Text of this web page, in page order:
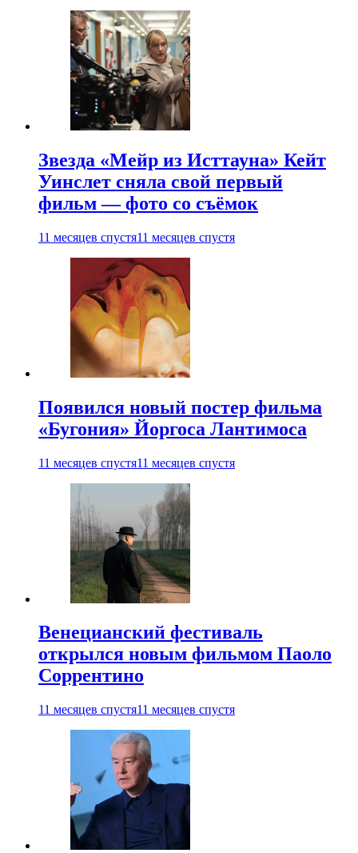
Звезда «Мейр из Исттауна» Кейт
Уинслет сняла свой первый
фильм — фото со съёмок
11 месяцев спустя11 месяцев спустя
Появился новый постер фильма
«Бугония» Йоргоса Лантимоса
11 месяцев спустя11 месяцев спустя
Венецианский фестиваль
открылся новым фильмом Паоло
Соррентино
11 месяцев спустя11 месяцев спустя